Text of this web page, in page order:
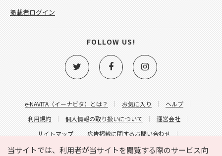
当サイトでは、利用者が当サイトを閲覧する際のサービス向
e-NAVITA（イーナビタ）とは？ お気に入り
ヘルプ
利用規約
個人情報の取り扱いについて
運営会社
サイトマップ
広告掲載に関するお問い合わせ
サイトの内容に関するお問い合わせ
掲載者ログイン
FOLLOW US!